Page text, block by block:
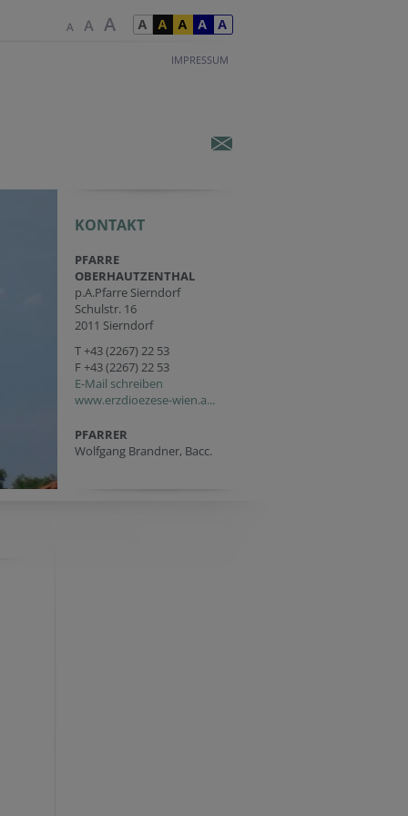
IMPRESSUM
KONTAKT
PFARRE
OBERHAUTZENTHAL
p.A.Pfarre Sierndorf
Schulstr. 16
2011 Sierndorf
T+43 (2267) 22 53
F +43 (2267) 22 53
E-Mail schreiben
www.erzdioezese-wien.a...
PFARRER
Wolfgang Brandner, Bacc.